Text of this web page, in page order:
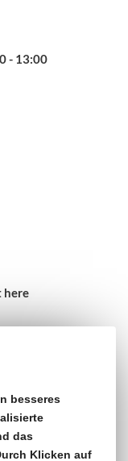
besseres
das
Klicken auf
- 13:00
here